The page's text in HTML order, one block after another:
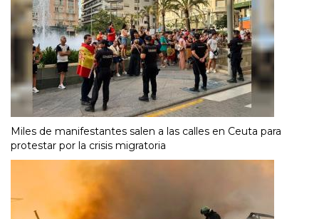
Miles de manifestantes salen a las calles en Ceuta para
protestar por la crisis migratoria